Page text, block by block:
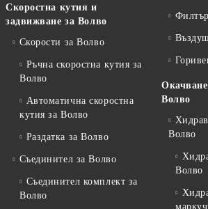
Скоростна кутия и
задвижване за Волво
Скорости за Волво
Ръчна скоростна кутия за
Волво
Автоматична скоростна
кутия за Волво
Раздатка за Волво
Съединител за Волво
Съединител комплект за
Волво
Волво
Волво
Волво